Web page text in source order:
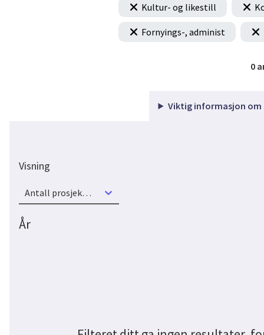
Kultur- og likestill
Fornyings-, administ
0
Viktig informasjon om
Visning
Antall prosjekter
År